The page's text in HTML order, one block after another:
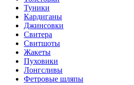
Туники
Кардиганы
Джинсовки
Свитера
Свитшоты
Жакеты
Пуховики
Лонгсливы
Фетровые шляпы